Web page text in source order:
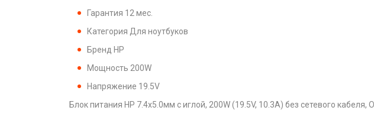
Гарантия 12 мес.
Категория Для ноутбуков
Бренд HP
Мощность 200W
Напряжение 19.5V
Блок питания HP 7.4x5.0мм с иглой, 200W (19.5V, 10.3A) без сетевого кабеля,